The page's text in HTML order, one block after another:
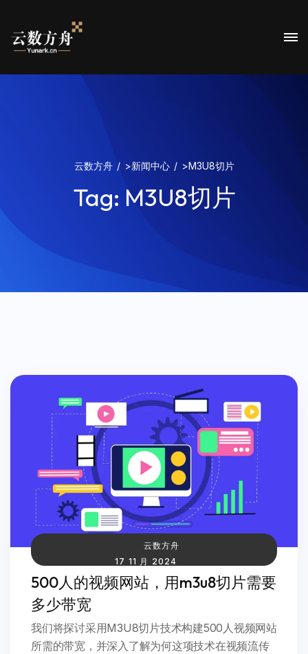
云数方舟 >新闻中心 >M3U8切片
Tag: M3U8切片
云数方舟
17 11 月 2024
500人的视频网站，用m3u8切片需要
多少带宽
我们将探讨采用M3U8切片技术构建500人视频网站
所需的带宽，并深入了解为何这项技术在视频流传